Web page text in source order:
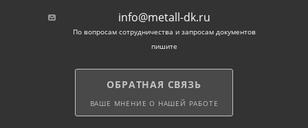
info@metall-dk.ru
По вопросам сотрудничества и запросам документов
пишите
ОБРАТНАЯ СВЯЗЬ
ВАШЕ МНЕНИЕ О НАШЕЙ РАБОТЕ